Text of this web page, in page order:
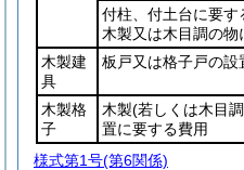
付柱、付土台に要す
木製又は木目調の物
木製建
具
板戸又は格子戸の設
木製格
子
木製(若しくは木目
置に要する費用
様式第1号(第6関係)